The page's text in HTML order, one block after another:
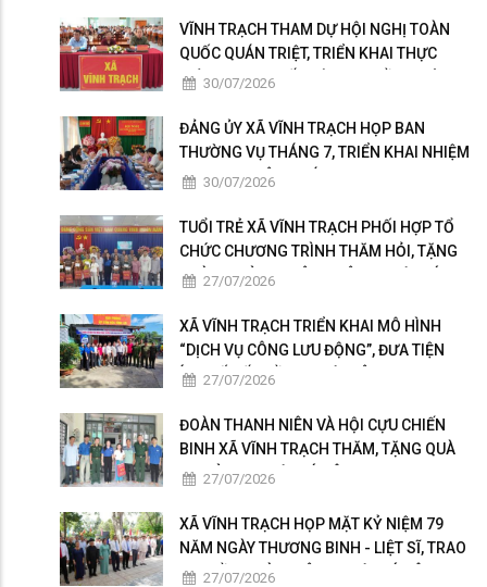
VĨNH TRẠCH THAM DỰ HỘI NGHỊ TOÀN
QUỐC QUÁN TRIỆT, TRIỂN KHAI THỰC
HIỆN NGHỊ QUYẾT HỘI NGHỊ LẦN THỨ BA
KHÓA XIV
30/07/2026
ĐẢNG ỦY XÃ VĨNH TRẠCH HỌP BAN
THƯỜNG VỤ THÁNG 7, TRIỂN KHAI NHIỆM
VỤ TRỌNG TÂM THÁNG 8
30/07/2026
TUỔI TRẺ XÃ VĨNH TRẠCH PHỐI HỢP TỔ
CHỨC CHƯƠNG TRÌNH THĂM HỎI, TẶNG
QUÀ GIA ĐÌNH THÂN NHÂN NGƯỜI CÓ
27/07/2026
XÃ VĨNH TRẠCH TRIỂN KHAI MÔ HÌNH
“DỊCH VỤ CÔNG LƯU ĐỘNG”, ĐƯA TIỆN
ÍCH SỐ ĐẾN GẦN NGƯỜI DÂN
27/07/2026
ĐOÀN THANH NIÊN VÀ HỘI CỰU CHIẾN
BINH XÃ VĨNH TRẠCH THĂM, TẶNG QUÀ
GIA ĐÌNH NGƯỜI CÓ CÔNG
27/07/2026
XÃ VĨNH TRẠCH HỌP MẶT KỶ NIỆM 79
NĂM NGÀY THƯƠNG BINH - LIỆT SĨ, TRAO
50 PHẦN QUÀ TRI ÂN NGƯỜI CÓ CÔNG
27/07/2026